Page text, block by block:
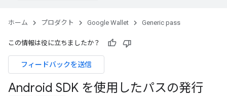
ホーム プロダクト Google Wallet Generic pass
この情報は役に立ちましたか？
フィードバックを送信
Android SDK を使用したパスの発行